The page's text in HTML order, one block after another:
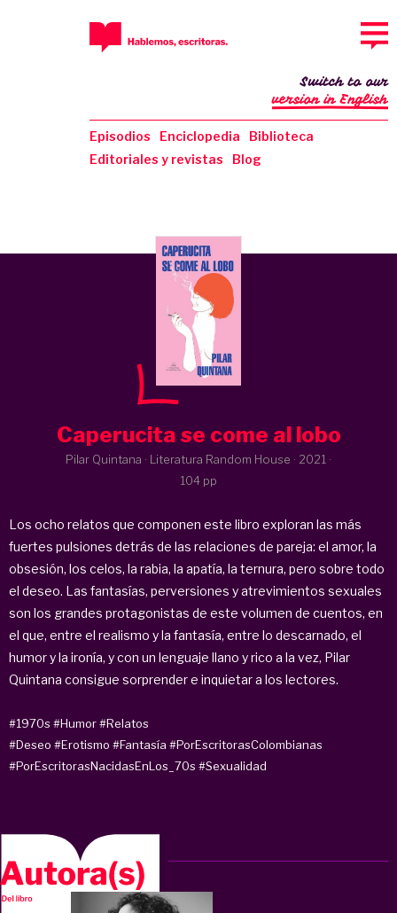
Episodios Enciclopedia
Biblioteca
Editoriales y revistas
Blog
Switch to our
version in English
Caperucita se come al lobo
Pilar Quintana · Literatura Random House · 2021 ·
104 pp
Los ocho relatos que componen este libro exploran las más
fuertes pulsiones detrás de las relaciones de pareja: el amor, la
obsesión, los celos, la rabia, la apatía, la ternura, pero sobre todo
el deseo. Las fantasías, perversiones y atrevimientos sexuales
son los grandes protagonistas de este volumen de cuentos, en
el que, entre el realismo y la fantasía, entre lo descarnado, el
humor y la ironía, y con un lenguaje llano y rico a la vez, Pilar
Quintana consigue sorprender e inquietar a los lectores.
#1970s #Humor#Relatos
#Deseo #Erotismo #Fantasía #PorEscritorasColombianas
#PorEscritorasNacidasEnLos_70s #Sexualidad